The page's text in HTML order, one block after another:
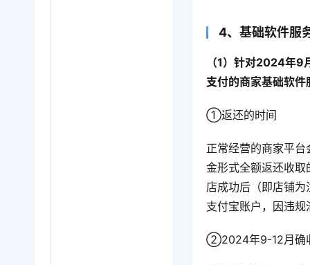
4、基础软件服
（1）针对2024年
支付的商家基础软
①返还的时间
正常经营的商家平
金形式全额返还收
店成功后（即店铺
支付宝账户，因违
②2024年9-12月确